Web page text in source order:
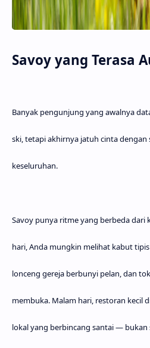
Savoy yang Terasa
Banyak pengunjung yang awalnya
ski, tetapi akhirnya jatuh cinta dengan
keseluruhan.
Savoy punya ritme yang berbeda dari
hari, Anda mungkin melihat kabut
lonceng gereja berbunyi pelan, dan
membuka. Malam hari, restoran kecil
lokal yang berbincang santai —